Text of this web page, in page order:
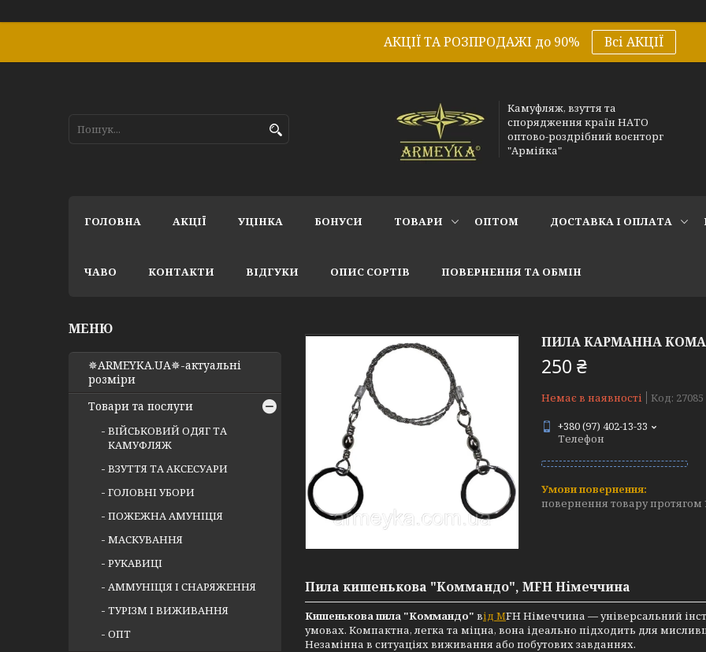
АКЦІЇ ТА РОЗПРОДАЖІ до 90% Всі АКЦІЇ
Камуфляж, взуття та
спорядження країн НАТО
оптово-роздрібний воєнторг
"Армійка"
ГОЛОВНА АКЦІЇ УЦІНКА БОНУСИ ТОВАРИ ОПТОМ ДОСТАВКА І ОПЛАТА
ЧАВО КОНТАКТИ ВІДГУКИ ОПИС СОРТІВ ПОВЕРНЕННЯ ТА ОБМІН
ПИЛА КАРМАННА
250 ₴
Немає в наявності Код: 27085
+380 (97) 402-13-33
Телефон
повернення товару протягом
Пила кишенькова "Коммандо", MFH Німеччина
Кишенькова пила "Коммандо" від MFH Німеччина — універсальний
умовах. Компактна, легка та міцна, вона ідеально підходить для
Незамінна в ситуаціях виживання або побутових завданнях.
✵ARMEYKA.UA✵-актуальні
розміри
Товари та послуги
ВІЙСЬКОВИЙ ОДЯГ ТА
КАМУФЛЯЖ
ВЗУТТЯ ТА АКСЕСУАРИ
ГОЛОВНІ УБОРИ
ПОЖЕЖНА АМУНІЦІЯ
МАСКУВАННЯ
РУКАВИЦІ
АММУНІЦІЯ І СНАРЯЖЕННЯ
ТУРІЗМ І ВИЖИВАННЯ
ОПТ